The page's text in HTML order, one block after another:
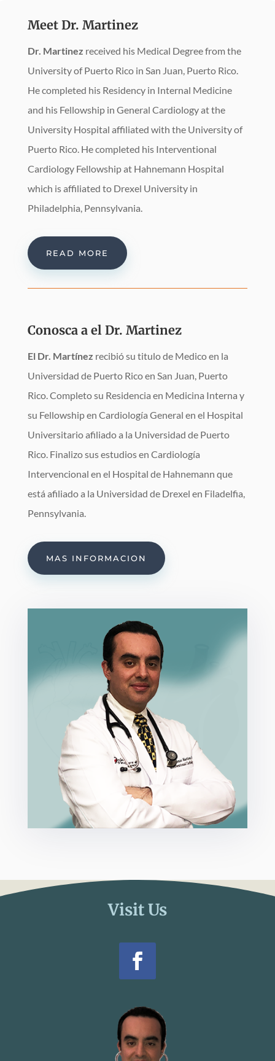
Meet Dr. Martinez
Dr. Martinez received his Medical Degree from the
University of Puerto Rico in San Juan, Puerto Rico.
He completed his Residency in Internal Medicine
and his Fellowship in General Cardiology at the
University Hospital affiliated with the University of
Puerto Rico. He completed his Interventional
Cardiology Fellowship at Hahnemann Hospital
which is affiliated to Drexel University in
Philadelphia, Pennsylvania.
READ MORE
Conosca a el Dr. Martinez
El Dr. Martínez recibió su titulo de Medico en la
Universidad de Puerto Rico en San Juan, Puerto
Rico. Completo su Residencia en Medicina Interna y
su Fellowship en Cardiología General en el Hospital
Universitario afiliado a la Universidad de Puerto
Rico. Finalizo sus estudios en Cardiología
Intervencional en el Hospital de Hahnemann que
está afiliado a la Universidad de Drexel en Filadelfia,
Pennsylvania.
MAS INFORMACION
Visit Us